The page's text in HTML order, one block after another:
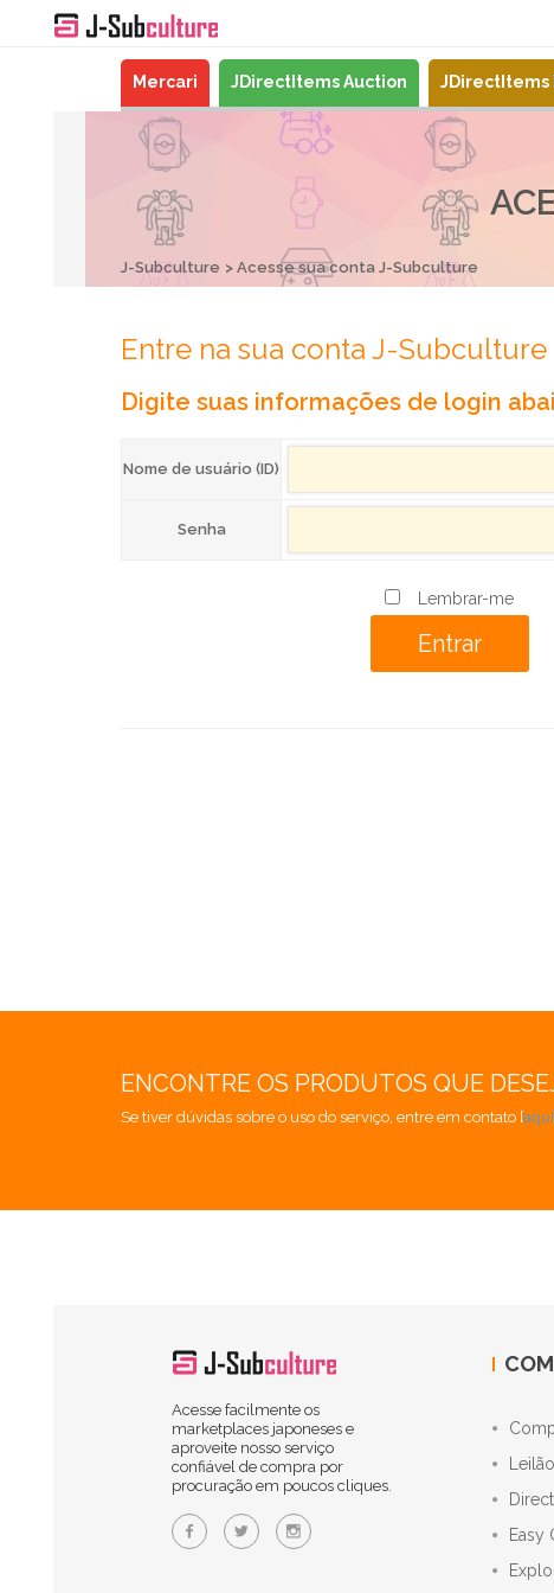
Mercari JDirectItems Auction
J-Subculture Acesse sua conta J-Subculture
Entre na sua conta J-Subculture
Digite suas informações de login
Nome de usuário (ID)
Senha
Lembrar-me
ENCONTRE OS PRODUTOS QUE
Se tiver dúvidas sobre o uso do serviço, entre em contato [aqui
Acesse facilmente os
marketplaces japoneses e
aproveite nosso serviço
confiável de compra por
procuração em poucos cliques.
Easy